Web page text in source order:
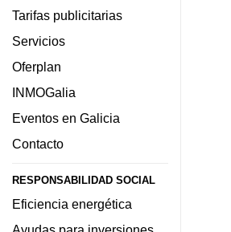
Tarifas publicitarias
Servicios
Oferplan
INMOGalia
Eventos en Galicia
Contacto
RESPONSABILIDAD SOCIAL
Eficiencia energética